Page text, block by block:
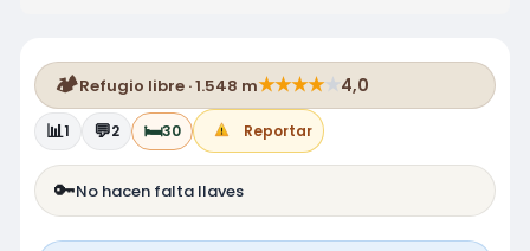
🏕️Refugio libre · 1.548 m★★★★★4,0
📊1 💬2 🛏️30 Reportar
🔑No hacen falta llaves